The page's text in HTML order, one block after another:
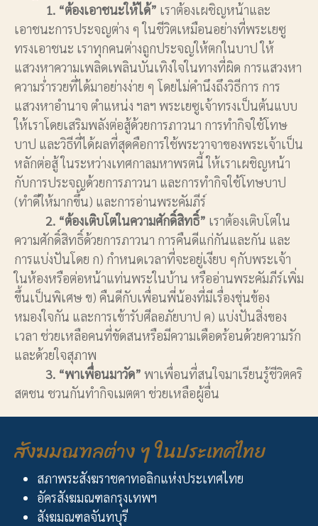
1. “ต้องเอาชนะให้ได้” เราต้องเผชิญหน้าและ
เอาชนะการประจญต่าง ๆ ในชีวิตเหมือนอย่างที่พระเยซู
ทรงเอาชนะ เราทุกคนต่างถูกประจญให้ตกในบาป ให้
แสวงหาความเพลิดเพลินบันเทิงใจในทางที่ผิด การแสวงหา
ความร่ำรวยที่ได้มาอย่างง่าย ๆ โดยไม่คำนึงถึงวิธีการ การ
แสวงหาอำนาจ ตำแหน่ง ฯลฯ พระเยซูเจ้าทรงเป็นต้นแบบ
ให้เราโดยเสริมพลังต่อสู้ด้วยการภาวนา การทำกิจใช้โทษ
บาป และวิธีที่ได้ผลที่สุดคือการใช้พระวาจาของพระเจ้าเป็น
หลักต่อสู้ ในระหว่างเทศกาลมหาพรตนี้ ให้เราเผชิญหน้า
กับการประจญด้วยการภาวนา และการทำกิจใช้โทษบาป
(ทำดีให้มากขึ้น) และการอ่านพระคัมภีร์
2. “ต้องเติบโตในความศักดิ์สิทธิ์” เราต้องเติบโตใน
ความศักดิ์สิทธิ์ด้วยการภาวนา การคืนดีแก่กันและกัน และ
การแบ่งปันโดย ก) กำหนดเวลาที่จะอยู่เงียบ ๆกับพระเจ้า
ในห้องหรือต่อหน้าแท่นพระในบ้าน หรืออ่านพระคัมภีร์เพิ่ม
ขึ้นเป็นพิเศษ ข) คืนดีกับเพื่อนพี่น้องที่มีเรื่องขุ่นข้อง
หมองใจกัน และการเข้ารับศีลอภัยบาป ค) แบ่งปันสิ่งของ
เวลา ช่วยเหลือคนที่ขัดสนหรือมีความเดือดร้อนด้วยความรัก
และด้วยใจสุภาพ
3. “พาเพื่อนมาวัด” พาเพื่อนที่สนใจมาเรียนรู้ชีวิตคริ
สตชน ชวนกันทำกิจเมตตา ช่วยเหลือผู้อื่น
สังฆมณฑลต่าง ๆ ในประเทศไทย
สภาพระสังฆราชคาทอลิกแห่งประเทศไทย
อัครสังฆมณฑลกรุงเทพฯ
สังฆมณฑลจันทบุรี